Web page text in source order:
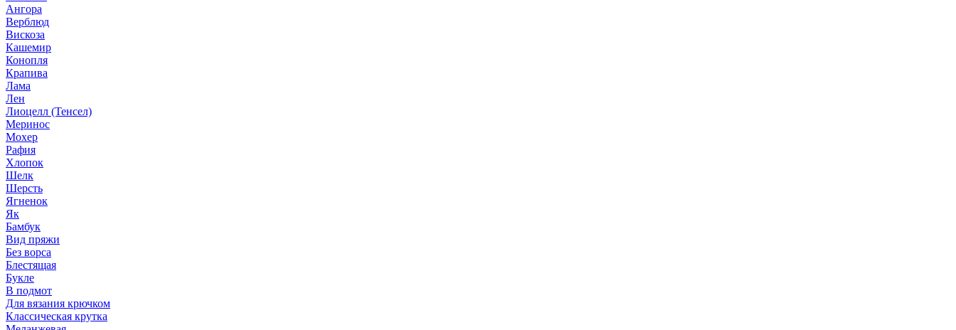
Ангора
Верблюд
Вискоза
Кашемир
Конопля
Крапива
Лама
Лен
Лиоцелл (Тенсел)
Меринос
Мохер
Рафия
Хлопок
Шелк
Шерсть
Ягненок
Як
Бамбук
Вид пряжи
Без ворса
Блестящая
Букле
В подмот
Для вязания крючком
Классическая крутка